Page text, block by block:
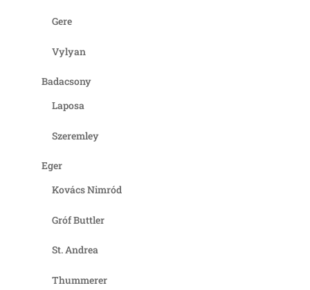
Gere
Vylyan
Badacsony
Laposa
Szeremley
Eger
Kovács Nimród
Gróf Buttler
St. Andrea
Thummerer